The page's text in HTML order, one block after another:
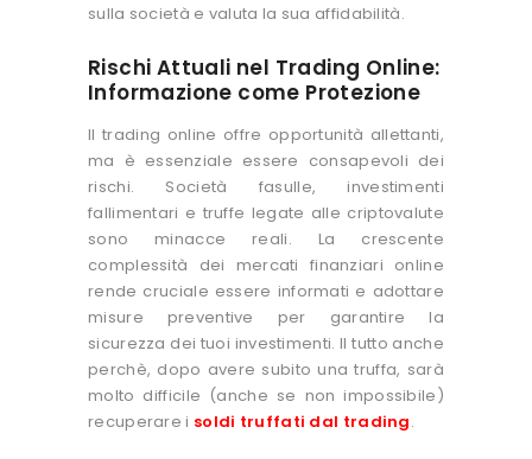
sulla società e valuta la sua affidabilità.
Rischi Attuali nel Trading Online:
Informazione come Protezione
Il trading online offre opportunità allettanti,
ma è essenziale essere consapevoli dei
rischi. Società fasulle, investimenti
fallimentari e truffe legate alle criptovalute
sono minacce reali. La crescente
complessità dei mercati finanziari online
rende cruciale essere informati e adottare
misure preventive per garantire la
sicurezza dei tuoi investimenti. Il tutto anche
perchè, dopo avere subito una truffa, sarà
molto difficile (anche se non impossibile)
recuperare i soldi truffati dal trading.